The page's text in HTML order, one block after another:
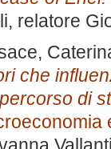
relatore
che
di